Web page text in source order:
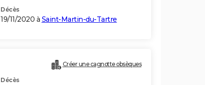
Décès
19/11/2020 à Saint-Martin-du-Tartre
Créer une cagnotte obsèques
Décès